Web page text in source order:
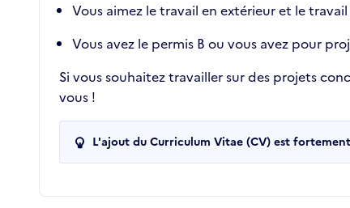
Vous aimez le travail en extérieur et le
Vous avez le permis B ou vous avez pour
Si vous souhaitez travailler sur des projets
vous !
L'ajout du Curriculum Vitae (CV) est